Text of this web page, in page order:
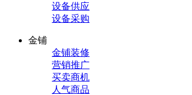
设备供应
设备采购
金铺
金铺装修
营销推广
买卖商机
人气商品